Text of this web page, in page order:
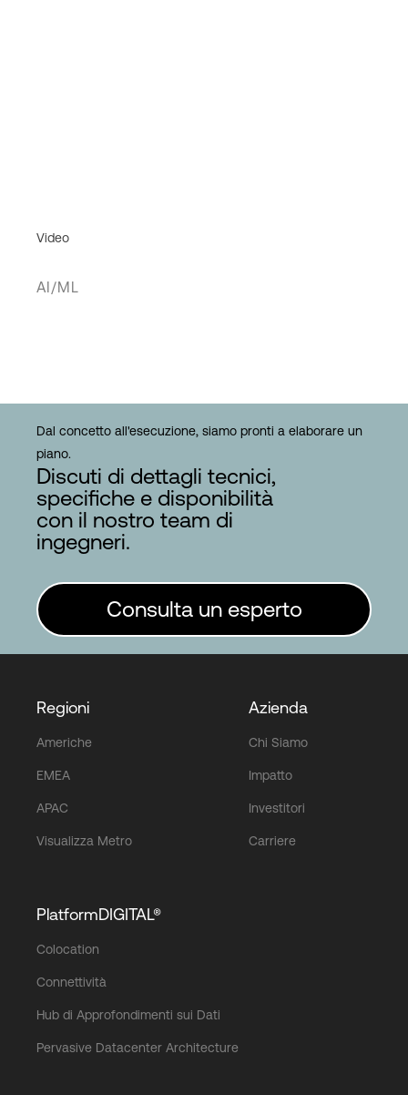
Video
AI/ML
Dal concetto all'esecuzione, siamo pronti a elaborare un
piano.
Discuti di dettagli tecnici,
specifiche e disponibilità
con il nostro team di
ingegneri.
Consulta un esperto
Regioni
Americhe
EMEA
APAC
Visualizza Metro
Azienda
Chi Siamo
Impatto
Investitori
Carriere
PlatformDIGITAL®
Colocation
Connettività
Hub di Approfondimenti sui Dati
Pervasive Datacenter Architecture